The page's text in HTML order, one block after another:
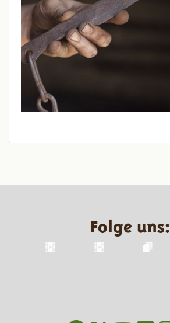
Folge uns: